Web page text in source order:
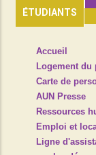
ÉTUDIANTS
HEADER
NAVIGATION
Accueil
Logement du
Carte de
AUN Presse
Ressources
Emploi et
Ligne